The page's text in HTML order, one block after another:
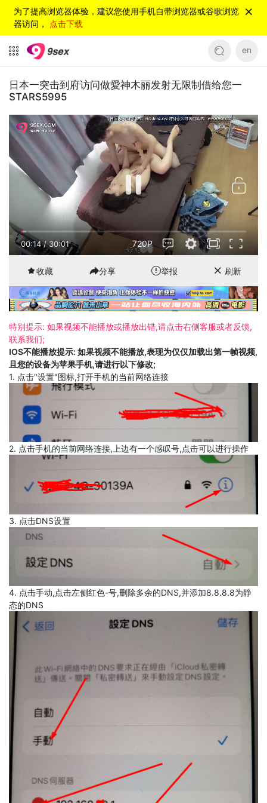
为了提高浏览器体验，建议您使用手机自带浏览器或谷歌浏览
器访问， 点击下载
en
日本一突击到府访问做愛神木丽发射无限制借给您一
STARS5995
00:14/30:01 720P
收藏 分享 举报 刷新
特别提示: 如果视频不能播放或播放出错,请点击右侧客服或者反馈,
联系我们;
IOS不能播放提示: 如果视频不能播放,表现为仅仅加载出第一帧视频,
且您的设备为苹果手机,请进行以下修改;
1. 点击"设置"图标,打开手机的当前网络连接
2. 点击手机的当前网络连接,上边有一个感叹号,点击可以进行操作
3. 点击DNS设置
4. 点击手动,点击左侧红色-号,删除多余的DNS,并添加8.8.8.8为静
态的DNS